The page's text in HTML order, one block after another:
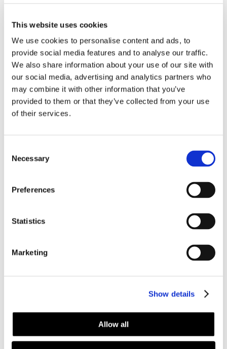
This website uses cookies
We use cookies to personalise content and ads, to
provide social media features and to analyse our traffic.
We also share information about your use of our site with
our social media, advertising and analytics partners who
may combine it with other information that you’ve
provided to them or that they’ve collected from your use
of their services.
Selection
Necessary
Preferences
Statistics
Marketing
Show details
Allow all
Tio dagars städgaranti
Städmaterial